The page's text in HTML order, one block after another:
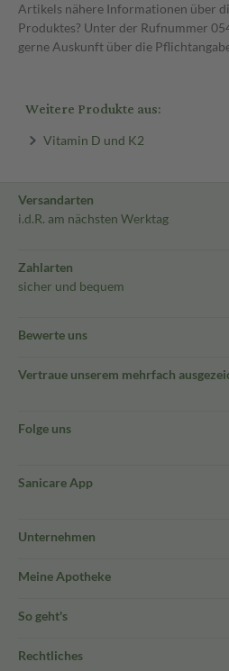
Artikels nähere Informationen über
Produktes? Unter der Rufnummer
gerne Auskunft über die
Weitere Produkte aus:
Vitamin D und K2
Versandarten
i.d.R. am nächsten Werktag
Zahlarten
sicher und bequem
Bewerte uns
Vertraue unserem mehrfach
Folge uns
Sanicare App
Unternehmen
Meine Apotheke
So geht's
Rechtliches